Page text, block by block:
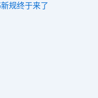
规终于来了